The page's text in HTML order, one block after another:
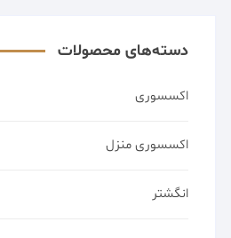
دسته‌های محصولات
اکسسوری
اکسسوری منزل
انگشتر